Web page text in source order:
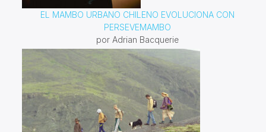
EL MAMBO URBANO CHILENO EVOLUCIONA CON
PERSEVEMAMBO
por Adrian Bacquerie